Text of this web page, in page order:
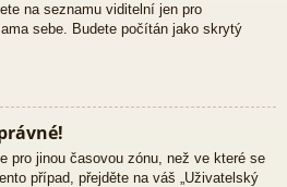
na seznamu viditelní jen pro
sebe. Budete počítán jako skrytý
pro jinou časovou zónu, než ve které se
případ, přejděte na váš „Uživatelský